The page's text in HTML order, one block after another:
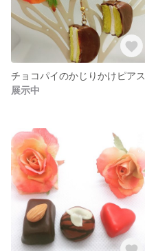
チョコパイのかじりかけピアス
展示中